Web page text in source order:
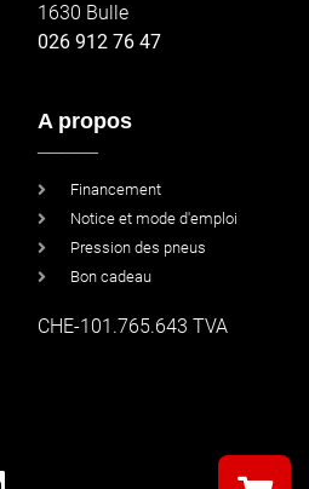
1630 Bulle
026 912 76 47
A propos
Financement
Notice et mode d'emploi
Pression des pneus
Bon cadeau
CHE-101.765.643 TVA